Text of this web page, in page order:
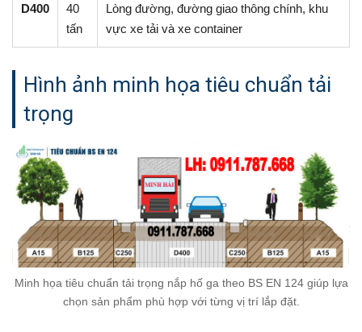
D400
40
tấn
Lòng đường, đường giao thông chính, khu
vực xe tải và xe container
Hình ảnh minh họa tiêu chuẩn tải
trọng
Minh họa tiêu chuẩn tải trọng nắp hố ga theo BS EN 124 giúp lựa
chọn sản phẩm phù hợp với từng vị trí lắp đặt.